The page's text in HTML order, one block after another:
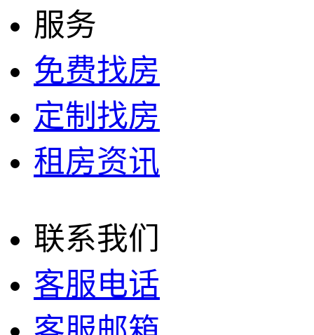
服务
免费找房
定制找房
租房资讯
联系我们
客服电话